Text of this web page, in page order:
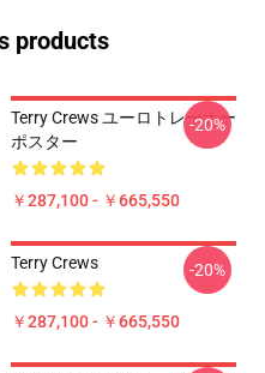
products
Terry Crews ユーロトレーナー
ポスター
￥287,100 - ￥665,550
-20%
Terry Crews
￥287,100 - ￥665,550
-20%